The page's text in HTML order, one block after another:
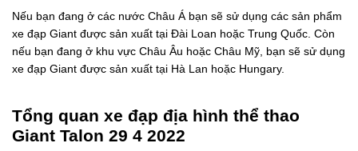
Nếu bạn đang ở các nước Châu Á bạn sẽ sử dụng các sản phẩm
xe đạp Giant được sản xuất tại Đài Loan hoặc Trung Quốc. Còn
nếu bạn đang ở khu vực Châu Âu hoặc Châu Mỹ, bạn sẽ sử dụng
xe đạp Giant được sản xuất tại Hà Lan hoặc Hungary.
Tổng quan xe đạp địa hình thể thao
Giant Talon 29 4 2022